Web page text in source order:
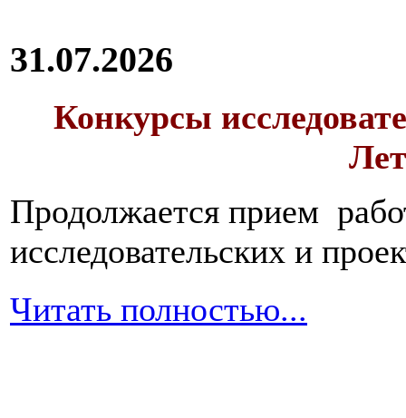
31.07.2026
Конкурсы
Продолжается прием
исследовательских и
Читать полностью...